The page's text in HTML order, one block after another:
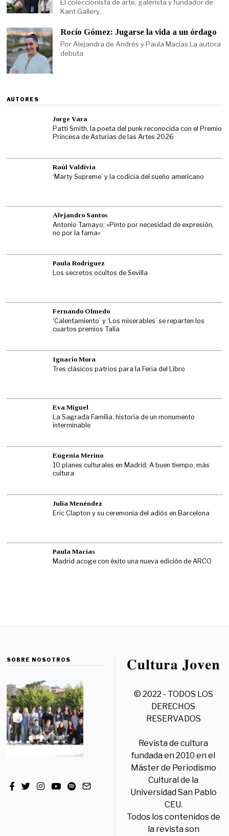
El coleccionista de arte, galerista y fundador de
Kant Gallery,
Rocío Gómez: Jugarse la vida a un órdago
Por Alejandra de Andrés y Paula Macías La autora
debuta
AUTORES
Jorge Vara
Patti Smith, la poeta del punk reconocida con el Premio
Princesa de Asturias de las Artes 2026
Raúl Valdivia
‘Marty Supreme’ y la codicia del sueño americano
Alejandro Santos
Antonio Tamayo: «Pinto por necesidad de expresión,
no por la fama»
Paula Rodríguez
Los secretos ocultos de Sevilla
Fernando Olmedo
‘Calentamiento’ y ‘Los miserables’ se reparten los
cuartos premios Talía
Ignacio Mora
Tres clásicos patrios para la Feria del Libro
Eva Miguel
La Sagrada Familia, historia de un monumento
interminable
Eugenia Merino
10 planes culturales en Madrid: A buen tiempo, más
cultura
Julia Menéndez
Eric Clapton y su ceremonia del adiós en Barcelona
Paula Macías
Madrid acoge con éxito una nueva edición de ARCO
SOBRE NOSOTROS
© 2022 - TODOS LOS
DERECHOS
RESERVADOS
Revista de cultura
fundada en 2010 en el
Máster de Periodismo
Cultural de la
Universidad San Pablo
CEU.
Todos los contenidos de
la revista son